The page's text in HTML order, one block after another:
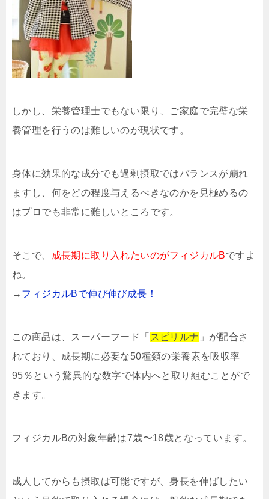
しかし、栄養管理士でもない限り、ご家庭で完璧な栄
養管理を行うのは難しいのが現状です。
身体に効果的な成分でも過剰摂取ではバランスが崩れ
ますし、何をどの程度与えるべきなのかを見極めるの
はプロでも非常に難しいところです。
そこで、 成長期に取り入れたいのがフィジカルBですよ
ね。
→ フィジカルBで伸び伸び成長！
この商品は、スーパーフード「 スピリルナ 」が配合さ
れており、成長期に必要な50種類の栄養素を吸収率
95％という驚異的な数字で体内へと取り組むことがで
きます。
フィジカルBの対象年齢は7歳〜18歳となっています。
成人してからも摂取は可能ですが、身長を伸ばしたい